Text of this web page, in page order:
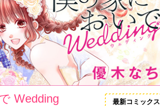
Wedding 最新コミックス